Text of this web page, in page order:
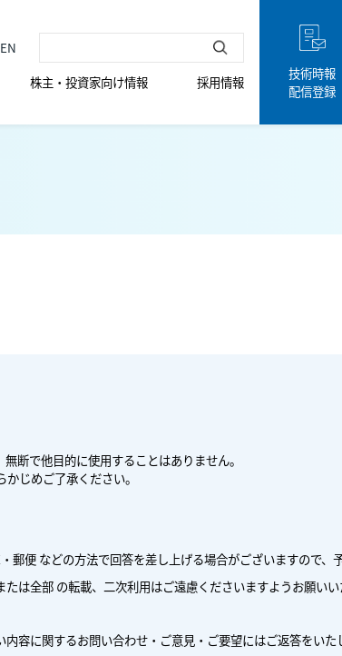
株主・投資家向け情報 採用情報
技術時報
配信登録
断で他目的に使用することはありません。
じめご了承ください。
便 などの方法で回答を差し上げる場合がございますので、
は全部 の転載、二次利用はご遠慮くださいますようお願いい
容に関するお問い合わせ・ご意見・ご要望にはご返答をいた